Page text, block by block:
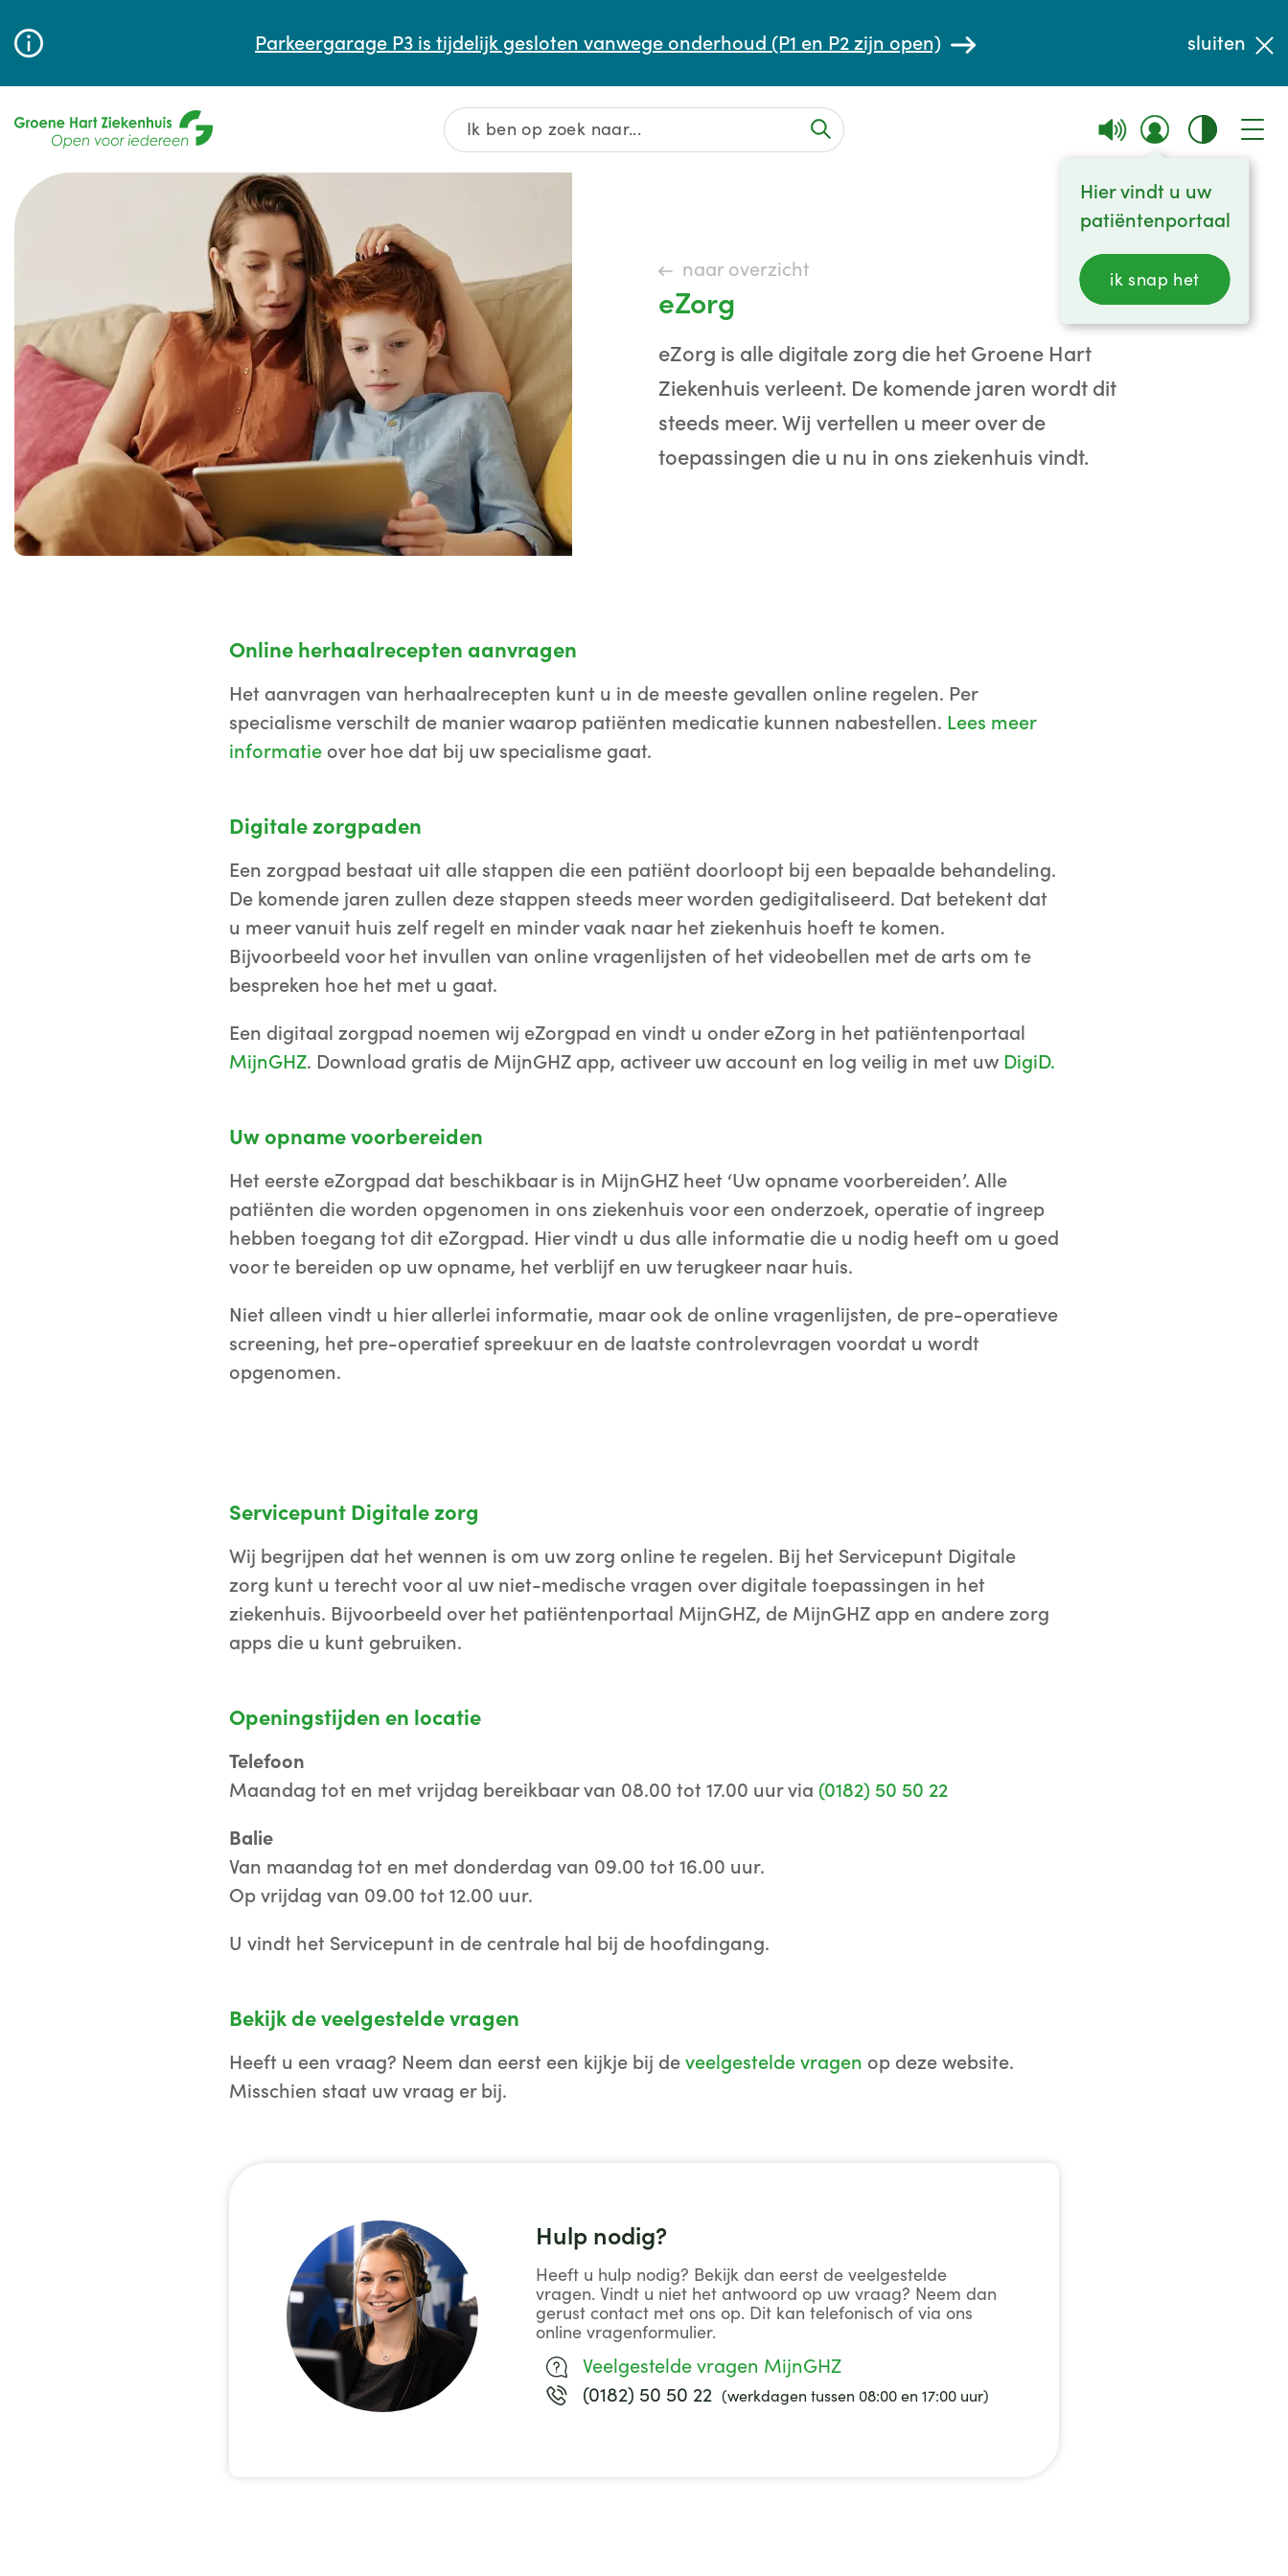
Parkeergarage P3 is tijdelijk gesloten vanwege onderhoud (P1 en P2 zijn open) sluiten
Hier vindt u uw
patiëntenportaal
ik snap het
Wachttijden
naar overzicht
eZorg
eZorg is alle digitale zorg die het Groene Hart
Ziekenhuis verleent. De komende jaren wordt dit
steeds meer. Wij vertellen u meer over de
toepassingen die u nu in ons ziekenhuis vindt.
Online herhaalrecepten aanvragen
Het aanvragen van herhaalrecepten kunt u in de meeste gevallen online regelen. Per
specialisme verschilt de manier waarop patiënten medicatie kunnen nabestellen. Lees meer
informatie over hoe dat bij uw specialisme gaat.
Digitale zorgpaden
Een zorgpad bestaat uit alle stappen die een patiënt doorloopt bij een bepaalde behandeling.
De komende jaren zullen deze stappen steeds meer worden gedigitaliseerd. Dat betekent dat
u meer vanuit huis zelf regelt en minder vaak naar het ziekenhuis hoeft te komen.
Bijvoorbeeld voor het invullen van online vragenlijsten of het videobellen met de arts om te
bespreken hoe het met u gaat.
Een digitaal zorgpad noemen wij eZorgpad en vindt u onder eZorg in het patiëntenportaal
MijnGHZ. Download gratis de MijnGHZ app, activeer uw account en log veilig in met uw DigiD.
Uw opname voorbereiden
Het eerste eZorgpad dat beschikbaar is in MijnGHZ heet ‘Uw opname voorbereiden’. Alle
patiënten die worden opgenomen in ons ziekenhuis voor een onderzoek, operatie of ingreep
hebben toegang tot dit eZorgpad. Hier vindt u dus alle informatie die u nodig heeft om u goed
voor te bereiden op uw opname, het verblijf en uw terugkeer naar huis.
Niet alleen vindt u hier allerlei informatie, maar ook de online vragenlijsten, de pre-operatieve
screening, het pre-operatief spreekuur en de laatste controlevragen voordat u wordt
opgenomen.
Servicepunt Digitale zorg
Wij begrijpen dat het wennen is om uw zorg online te regelen. Bij het Servicepunt Digitale
zorg kunt u terecht voor al uw niet-medische vragen over digitale toepassingen in het
ziekenhuis. Bijvoorbeeld over het patiëntenportaal MijnGHZ, de MijnGHZ app en andere zorg
apps die u kunt gebruiken.
Openingstijden en locatie
Telefoon
Maandag tot en met vrijdag bereikbaar van 08.00 tot 17.00 uur via (0182) 50 50 22
Balie
Van maandag tot en met donderdag van 09.00 tot 16.00 uur.
Op vrijdag van 09.00 tot 12.00 uur.
U vindt het Servicepunt in de centrale hal bij de hoofdingang.
Bekijk de veelgestelde vragen
Heeft u een vraag? Neem dan eerst een kijkje bij deveelgestelde vragen op deze website.
Misschien staat uw vraag er bij.
Hulp nodig?
Heeft u hulp nodig? Bekijk dan eerst de veelgestelde
vragen. Vindt u niet het antwoord op uw vraag? Neem dan
gerust contact met ons op. Dit kan telefonisch of via ons
online vragenformulier.
Veelgestelde vragen MijnGHZ
(0182) 50 50 22 (werkdagen tussen 08:00 en 17:00 uur)